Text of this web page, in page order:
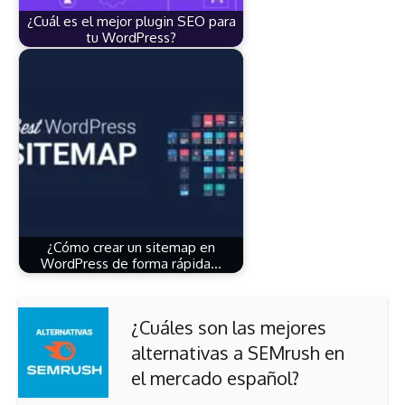
¿Cuál es el mejor plugin SEO para
tu WordPress?
¿Cómo crear un sitemap en
WordPress de forma rápida…
¿Cuáles son las mejores
alternativas a SEMrush en
el mercado español?